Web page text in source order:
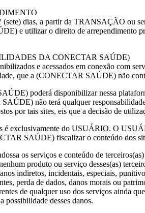
dias, a partir da TRANSAÇÃO ou
e utilizar o direito de arrependimento
DA CONECTAR SAÚDE)
e acessados em conexão com
que a (CONECTAR SAÚDE) não
poderá disponibilizar nessa
não terá qualquer
por tais sites, eis que a decisão de
é exclusivamente do USUÁRIO. O
SAÚDE) fiscalizar o conteúdo dos
os serviços e conteúdo de terceiros(as)
produto ou serviço desses(as)
indiretos, incidentais, especiais,
perda de dados, danos morais ou
de qualquer uso dos serviços ainda
possibilidade desses danos.